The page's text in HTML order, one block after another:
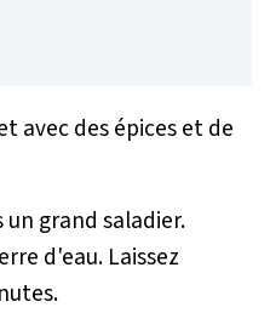
avec des épices et de
un grand saladier.
d'eau. Laissez